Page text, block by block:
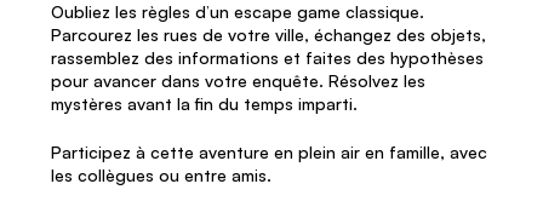
Oubliez les règles d’un escape game classique.
Parcourez les rues de votre ville, échangez des objets,
rassemblez des informations et faites des hypothèses
pour avancer dans votre enquête. Résolvez les
mystères avant la fin du temps imparti.
Participez à cette aventure en plein air en famille, avec
les collègues ou entre amis.